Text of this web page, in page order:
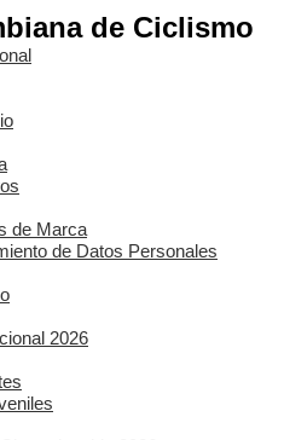
de Ciclismo
de Marca
de Datos Personales
2026